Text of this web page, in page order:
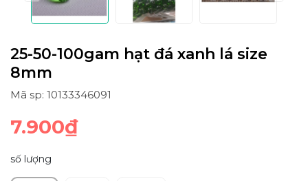
25-50-100gam hạt đá xanh lá size
8mm
Mã sp: 10133346091
7.900₫
số lượng